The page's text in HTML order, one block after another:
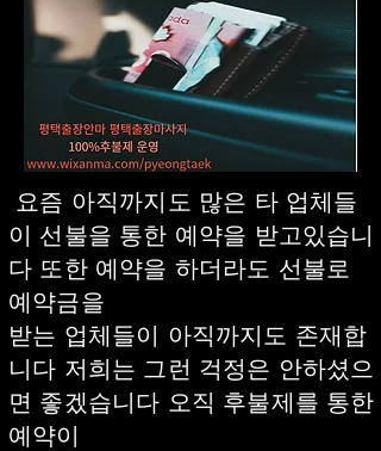
요즘 아직까지도 많은 타 업체들
이 선불을 통한 예약을 받고있습니
다 또한 예약을 하더라도 선불로
예약금을
받는 업체들이 아직까지도 존재합
니다 저희는 그런 걱정은 안하셨으
면 좋겠습니다 오직 후불제를 통한
예약이